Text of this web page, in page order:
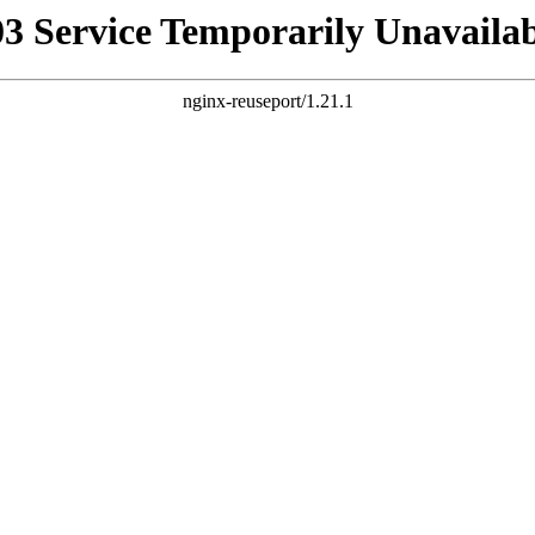
Service Temporarily
nginx-reuseport/1.21.1